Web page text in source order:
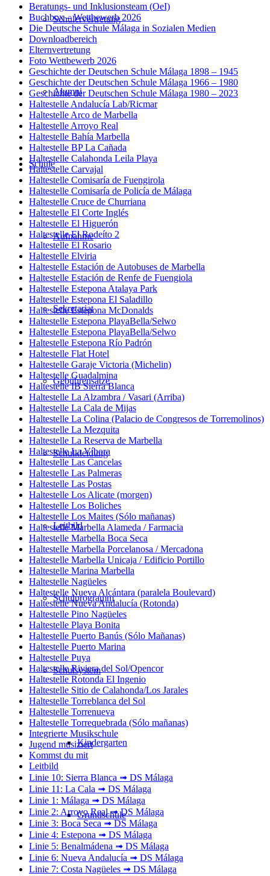
Schülervertretung
Alumni
Schule
Aufnahme
Sekretariat
Gebührensätze
Schulkleidung
Leitbild
Schulprogramm
Schulsystem
Kindergarten
Grundschule
Beratungs- und Inklusionsteam (OeI)
Buchbox – Wettbewerb 2026
Die Deutsche Schule Málaga in Sozialen Medien
Downloadbereich
Elternvertretung
Foto Wettbewerb 2026
Geschichte der Deutschen Schule Málaga 1898 – 1945
Geschichte der Deutschen Schule Málaga 1966 – 1980
Geschichte der Deutschen Schule Málaga 1980 – 2023
Haltestelle Andalucía Lab/Ricmar
Haltestelle Arco de Marbella
Haltestelle Arroyo Real
Haltestelle Bahía Marbella
Haltestelle BP La Cañada
Haltestelle Calahonda Leila Playa
Haltestelle Carvajal
Haltestelle Comisaría de Fuengirola
Haltestelle Comisaría de Policía de Málaga
Haltestelle Cruce de Churriana
Haltestelle El Corte Inglés
Haltestelle El Higuerón
Haltestelle El Rodeíto 2
Haltestelle El Rosario
Haltestelle Elviria
Haltestelle Estación de Autobuses de Marbella
Haltestelle Estación de Renfe de Fuengiola
Haltestelle Estepona Atalaya Park
Haltestelle Estepona El Saladillo
Haltestelle Estepona McDonalds
Haltestelle Estepona PlayaBella/Selwo
Haltestelle Estepona PlayaBella/Selwo
Haltestelle Estepona Río Padrón
Haltestelle Flat Hotel
Haltestelle Garaje Victoria (Michelin)
Haltestelle Guadalmina
Haltestelle IB Sierra Blanca
Haltestelle La Alzambra / Vasari (Arriba)
Haltestelle La Cala de Mijas
Haltestelle La Colina (Palacio de Congresos de Torremolinos)
Haltestelle La Mezquita
Haltestelle La Reserva de Marbella
Haltestelle La Víbora
Haltestelle Las Cancelas
Haltestelle Las Palmeras
Haltestelle Las Postas
Haltestelle Los Alicate (morgen)
Haltestelle Los Boliches
Haltestelle Los Maites (Sólo mañanas)
Haltestelle Marbella Alameda / Farmacia
Haltestelle Marbella Boca Seca
Haltestelle Marbella Porcelanosa / Mercadona
Haltestelle Marbella Unicaja / Edificio Portillo
Haltestelle Marina Marbella
Haltestelle Nagüeles
Haltestelle Nueva Alcántara (paralela Boulevard)
Haltestelle Nueva Andalucía (Rotonda)
Haltestelle Pino Nagüeles
Haltestelle Playa Bonita
Haltestelle Puerto Banús (Sólo Mañanas)
Haltestelle Puerto Marina
Haltestelle Puya
Haltestelle Riviera del Sol/Opencor
Haltestelle Rotonda El Ingenio
Haltestelle Sitio de Calahonda/Los Jarales
Haltestelle Torreblanca del Sol
Haltestelle Torrenueva
Haltestelle Torrequebrada (Sólo mañanas)
Integrierte Musikschule
Jugend musiziert
Kommst du mit
Leitbild
Linie 10: Sierra Blanca ➟ DS Málaga
Linie 11: La Cala ➟ DS Málaga
Linie 1: Málaga ➟ DS Málaga
Linie 2: Arroyo Real ➟ DS Málaga
Linie 3: Boca Seca ➟ DS Málaga
Linie 4: Estepona ➟ DS Málaga
Linie 5: Benalmádena ➟ DS Málaga
Linie 6: Nueva Andalucía ➟ DS Málaga
Linie 7: Costa Nagüeles ➟ DS Málaga